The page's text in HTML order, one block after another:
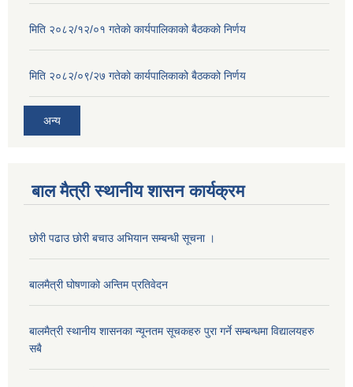
मिति २०८२/१२/०१ गतेकाे कार्यपालिकाको बैठकको निर्णय
मिति २०८२/०९/२७ गतेकाे कार्यपालिकाको बैठकको निर्णय
अन्य
बाल मैत्री स्थानीय शासन कार्यक्रम
छोरी पढाउ छोरी बचाउ अभियान सम्बन्धी सूचना ।
बालमैत्री घोषणाको अन्तिम प्रतिवेदन
बालमैत्री स्थानीय शासनका न्यूनतम सूचकहरु पुरा गर्ने सम्बन्धमा विद्यालयहरु
सबै